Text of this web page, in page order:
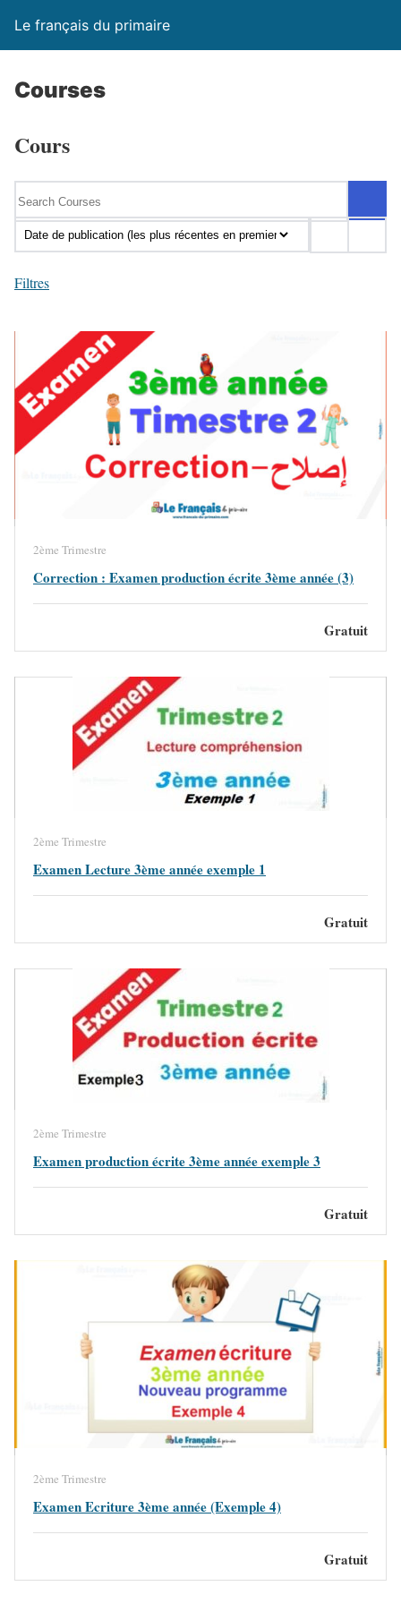
Le français du primaire
Courses
Cours
Filtres
2ème Trimestre
Correction : Examen production écrite 3ème année (3)
Gratuit
2ème Trimestre
Examen Lecture 3ème année exemple 1
Gratuit
2ème Trimestre
Examen production écrite 3ème année exemple 3
Gratuit
2ème Trimestre
Examen Ecriture 3ème année (Exemple 4)
Gratuit